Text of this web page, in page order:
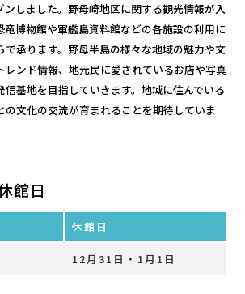
わせ
ンしました。野母崎地区に関する観光情報が入
竜博物館や軍艦島資料館などの各施設の利用に
で承ります。野母半島の様々な地域の魅力や文
レンド情報、地元民に愛されているお店や写真
信基地を目指していきます。地域に住んでいる
の文化の交流が育まれることを期待していま
館日
休館日
12月31日・1月1日